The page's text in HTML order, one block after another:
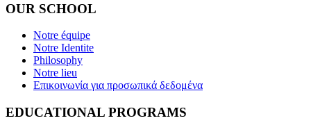
OUR SCHOOL
Notre équipe
Notre Identite
Philosophy
Notre lieu
Επικοινωνία για προσωπικά δεδομένα
EDUCATIONAL PROGRAMS